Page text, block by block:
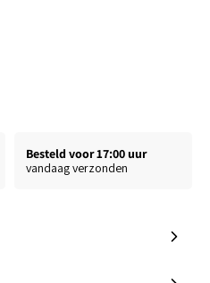
Besteld voor 17:00 uur
vandaag verzonden